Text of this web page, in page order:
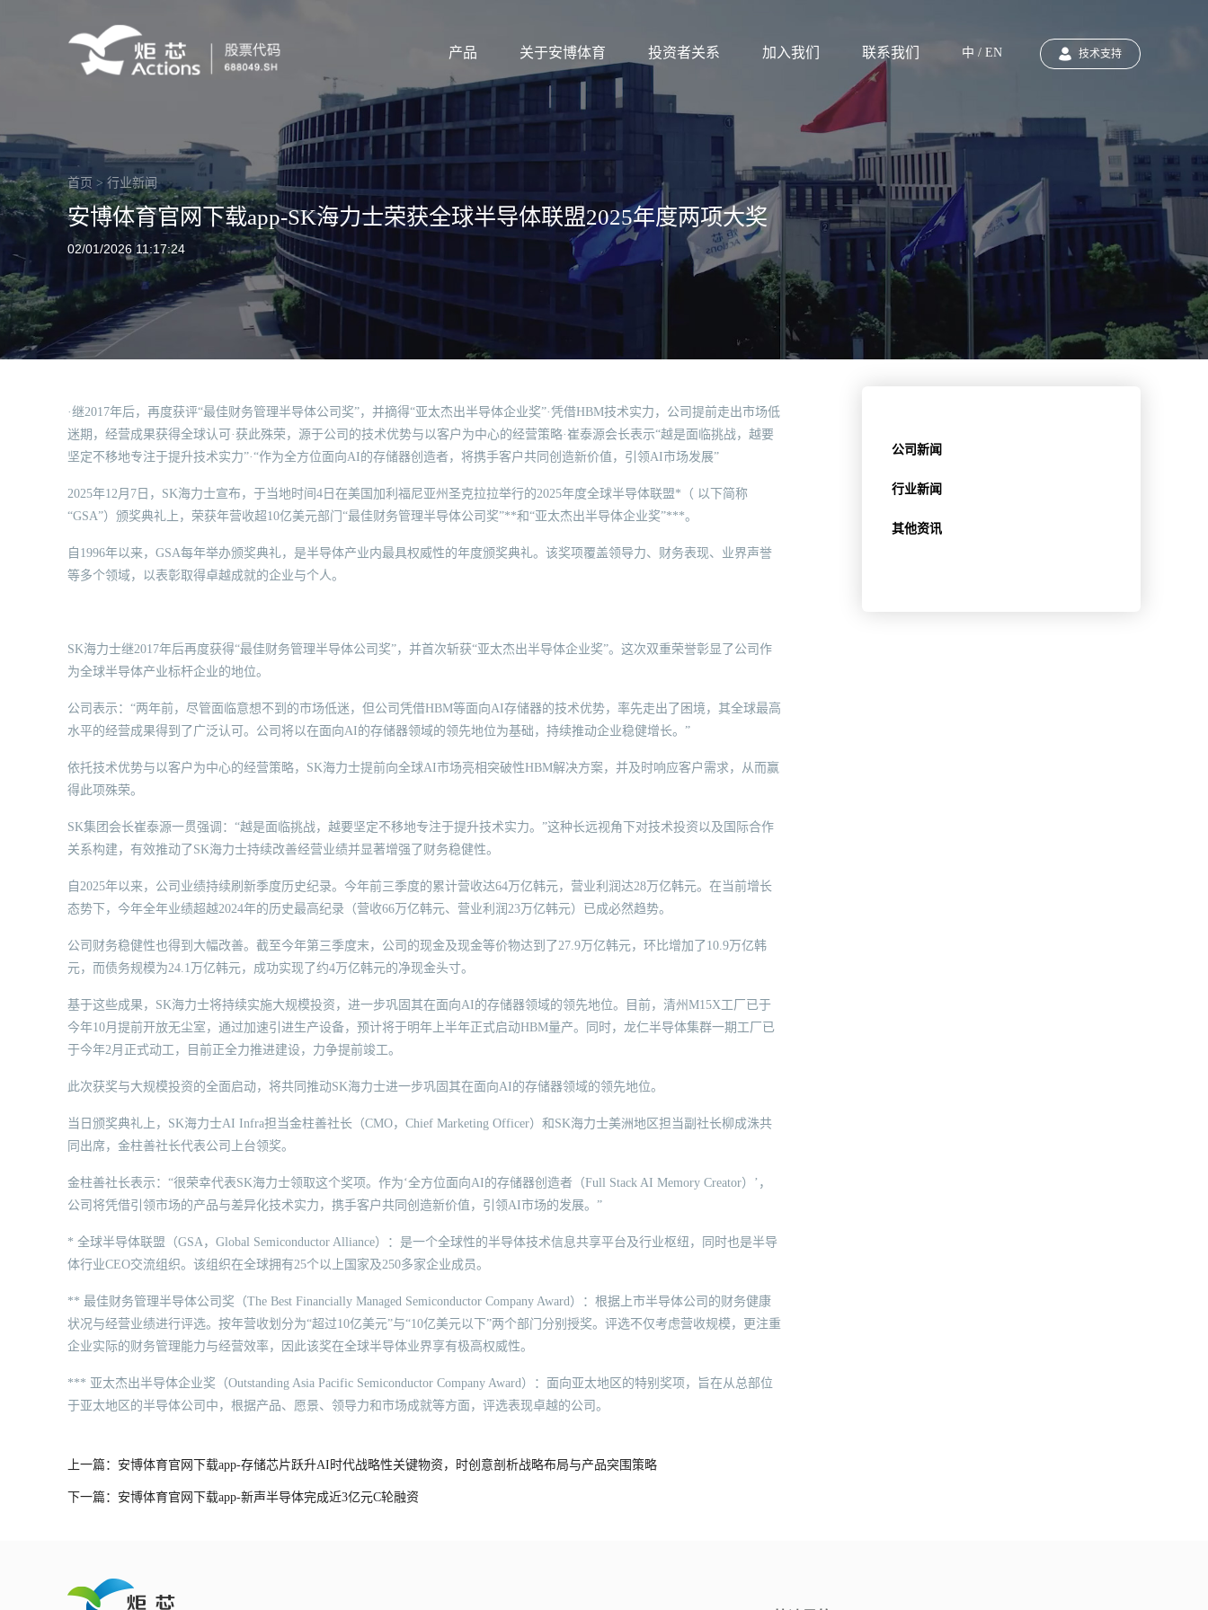
产品 关于安博体育 投资者关系 加入我们 联系我们 中 / EN 技术支持
首页 > 行业新闻
安博体育官网下载app-SK海力士荣获全球半导体联盟2025年度两项大奖
02/01/2026 11:17:24
公司新闻
行业新闻
其他资讯
·继2017年后，再度获评“最佳财务管理半导体公司奖”，并摘得“亚太杰出半导体企业奖”·凭借HBM技术实力，公司提前走出市场低
迷期，经营成果获得全球认可·获此殊荣，源于公司的技术优势与以客户为中心的经营策略·崔泰源会长表示“越是面临挑战，越要
坚定不移地专注于提升技术实力”·“作为全方位面向AI的存储器创造者，将携手客户共同创造新价值，引领AI市场发展”
2025年12月7日，SK海力士宣布，于当地时间4日在美国加利福尼亚州圣克拉拉举行的2025年度全球半导体联盟*（ 以下简称
“GSA”）颁奖典礼上，荣获年营收超10亿美元部门“最佳财务管理半导体公司奖”**和“亚太杰出半导体企业奖”***。
自1996年以来，GSA每年举办颁奖典礼，是半导体产业内最具权威性的年度颁奖典礼。该奖项覆盖领导力、财务表现、业界声誉
等多个领域，以表彰取得卓越成就的企业与个人。
SK海力士继2017年后再度获得“最佳财务管理半导体公司奖”，并首次斩获“亚太杰出半导体企业奖”。这次双重荣誉彰显了公司作
为全球半导体产业标杆企业的地位。
公司表示：“两年前，尽管面临意想不到的市场低迷，但公司凭借HBM等面向AI存储器的技术优势，率先走出了困境，其全球最高
水平的经营成果得到了广泛认可。公司将以在面向AI的存储器领域的领先地位为基础，持续推动企业稳健增长。”
依托技术优势与以客户为中心的经营策略，SK海力士提前向全球AI市场亮相突破性HBM解决方案，并及时响应客户需求，从而赢
得此项殊荣。
SK集团会长崔泰源一贯强调：“越是面临挑战，越要坚定不移地专注于提升技术实力。”这种长远视角下对技术投资以及国际合作
关系构建，有效推动了SK海力士持续改善经营业绩并显著增强了财务稳健性。
自2025年以来，公司业绩持续刷新季度历史纪录。今年前三季度的累计营收达64万亿韩元，营业利润达28万亿韩元。在当前增长
态势下，今年全年业绩超越2024年的历史最高纪录（营收66万亿韩元、营业利润23万亿韩元）已成必然趋势。
公司财务稳健性也得到大幅改善。截至今年第三季度末，公司的现金及现金等价物达到了27.9万亿韩元，环比增加了10.9万亿韩
元，而债务规模为24.1万亿韩元，成功实现了约4万亿韩元的净现金头寸。
基于这些成果，SK海力士将持续实施大规模投资，进一步巩固其在面向AI的存储器领域的领先地位。目前，清州M15X工厂已于
今年10月提前开放无尘室，通过加速引进生产设备，预计将于明年上半年正式启动HBM量产。同时，龙仁半导体集群一期工厂已
于今年2月正式动工，目前正全力推进建设，力争提前竣工。
此次获奖与大规模投资的全面启动，将共同推动SK海力士进一步巩固其在面向AI的存储器领域的领先地位。
当日颁奖典礼上，SK海力士AI Infra担当金柱善社长（CMO，Chief Marketing Officer）和SK海力士美洲地区担当副社长柳成洙共
同出席，金柱善社长代表公司上台领奖。
金柱善社长表示：“很荣幸代表SK海力士领取这个奖项。作为‘全方位面向AI的存储器创造者（Full Stack AI Memory Creator）’，
公司将凭借引领市场的产品与差异化技术实力，携手客户共同创造新价值，引领AI市场的发展。”
* 全球半导体联盟（GSA，Global Semiconductor Alliance）：是一个全球性的半导体技术信息共享平台及行业枢纽，同时也是半导
体行业CEO交流组织。该组织在全球拥有25个以上国家及250多家企业成员。
** 最佳财务管理半导体公司奖（The Best Financially Managed Semiconductor Company Award）：根据上市半导体公司的财务健康
状况与经营业绩进行评选。按年营收划分为“超过10亿美元”与“10亿美元以下”两个部门分别授奖。评选不仅考虑营收规模，更注重
企业实际的财务管理能力与经营效率，因此该奖在全球半导体业界享有极高权威性。
*** 亚太杰出半导体企业奖（Outstanding Asia Pacific Semiconductor Company Award）：面向亚太地区的特别奖项，旨在从总部位
于亚太地区的半导体公司中，根据产品、愿景、领导力和市场成就等方面，评选表现卓越的公司。
上一篇：安博体育官网下载app-存储芯片跃升AI时代战略性关键物资，时创意剖析战略布局与产品突围策略
下一篇：安博体育官网下载app-新声半导体完成近3亿元C轮融资